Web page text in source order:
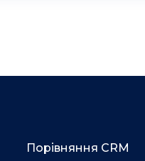
Порівняння CRM